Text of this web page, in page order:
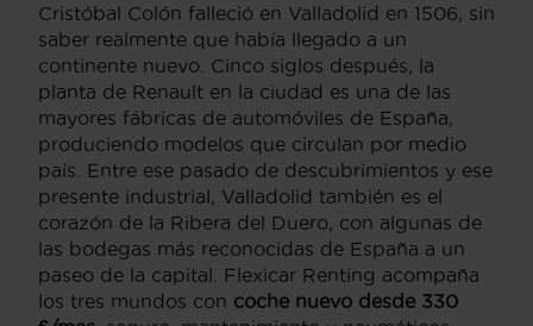
Cristóbal Colón falleció en Valladolid en 1506, sin
saber realmente que había llegado a un
continente nuevo. Cinco siglos después, la
planta de Renault en la ciudad es una de las
mayores fábricas de automóviles de España,
produciendo modelos que circulan por medio
país. Entre ese pasado de descubrimientos y ese
presente industrial, Valladolid también es el
corazón de la Ribera del Duero, con algunas de
las bodegas más reconocidas de España a un
paseo de la capital. Flexicar Renting acompaña
los tres mundos con coche nuevo desde 330